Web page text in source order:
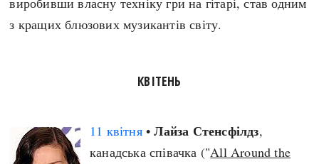
з кращих блюзових музикантів світу.
КВІТЕНЬ
11 квітня•Лайза Стенсфілдз,
канадська співачка ("All Around the